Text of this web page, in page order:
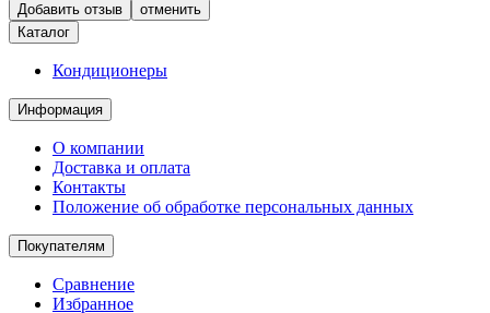
отменить
Каталог
Кондиционеры
Информация
О компании
Доставка и оплата
Контакты
Положение об обработке персональных данных
Покупателям
Сравнение
Избранное